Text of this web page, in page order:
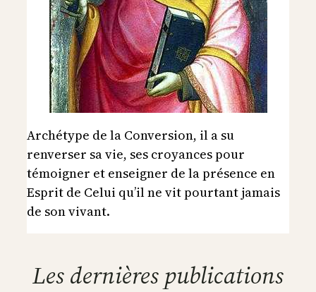
Archétype de la Conversion, il a su
renverser sa vie, ses croyances pour
témoigner et enseigner de la présence en
Esprit de Celui qu’il ne vit pourtant jamais
de son vivant.
Les dernières publications